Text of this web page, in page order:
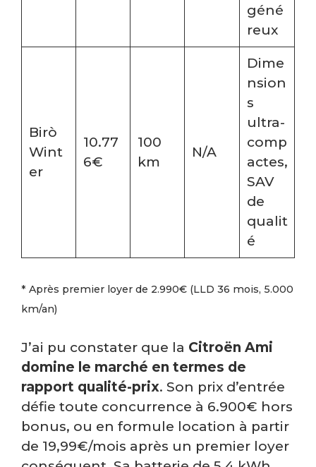
géné
reux
Birò
Wint
er
10.77
6€
100
km
N/A
Dime
nsion
s
ultra-
comp
actes,
SAV
de
qualit
é
* Après premier loyer de 2.990€ (LLD 36 mois, 5.000
km/an)
J’ai pu constater que la Citroën Ami
domine le marché en termes de
rapport qualité-prix. Son prix d’entrée
défie toute concurrence à 6.900€ hors
bonus, ou en formule location à partir
de 19,99€/mois après un premier loyer